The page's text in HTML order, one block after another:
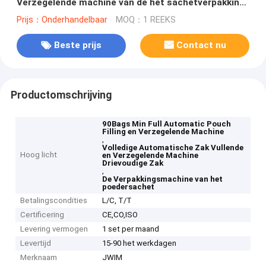
Verzegelende machine van de het sachetverpakking
van de Machine Drievoudige Zak
Prijs：Onderhandelbaar MOQ：1 REEKS
Beste prijs Contact nu
Productomschrijving
Hoog licht
90Bags Min Full Automatic Pouch
Filling en Verzegelende Machine
,
Volledige Automatische Zak Vullende
en Verzegelende Machine
Drievoudige Zak
,
De Verpakkingsmachine van het
poedersachet
Betalingscondities
L/C, T/T
Certificering
CE,CO,ISO
Levering vermogen
1 set per maand
Levertijd
15-90 het werkdagen
Merknaam
JWIM